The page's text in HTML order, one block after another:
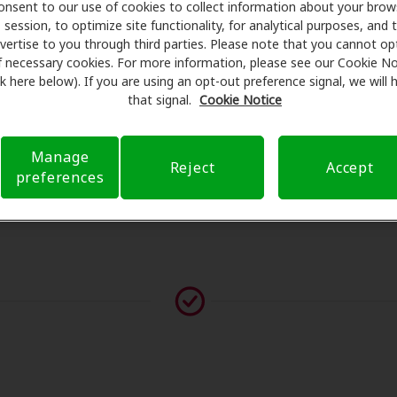
to our use of cookies to collect information about your
session, to optimize site functionality, for analytical purposes, and
to you through third parties. Please note that you cannot
necessary cookies. For more information, please see our Cookie
here below). If you are using an opt-out preference signal, we will
that signal. Cookie Notice
Manage
preferences
Reject Accept
con profesionales licenciados para evaluaciones,
en Speech Place LLC, Amplifon Hearing Health Care
sus gastos de bolsillo y de presentar una
de atención auditiva y liberarlo de preocupaciones con
el seguro y con opciones de pago flexibles cuando
contáctenos si no aparece ningún proveedor en esta